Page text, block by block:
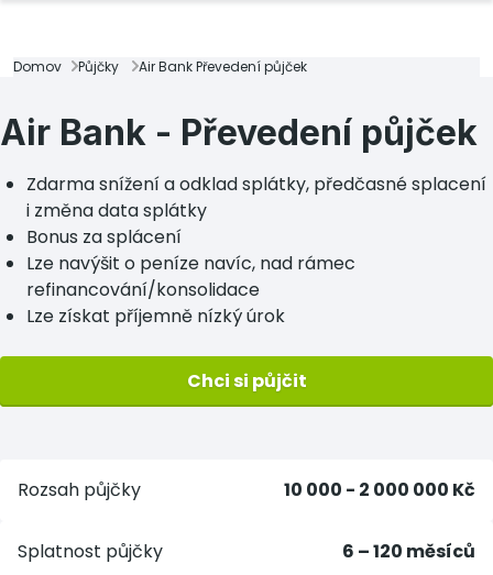
Domov Půjčky Air Bank Převedení půjček
Air Bank - Převedení půjček
Zdarma snížení a odklad splátky, předčasné splacení
i změna data splátky
Bonus za splácení
Lze navýšit o peníze navíc, nad rámec
refinancování/konsolidace
Lze získat příjemně nízký úrok
Chci si půjčit
Rozsah půjčky 10 000 - 2 000 000 Kč
Splatnost půjčky 6 – 120 měsíců